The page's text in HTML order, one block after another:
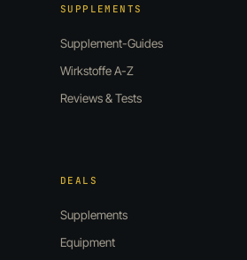
SUPPLEMENTS
Supplement-Guides
Wirkstoffe A-Z
Reviews & Tests
DEALS
Supplements
Equipment